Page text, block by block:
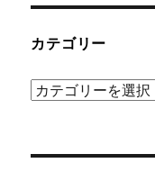
カテゴリー
カ